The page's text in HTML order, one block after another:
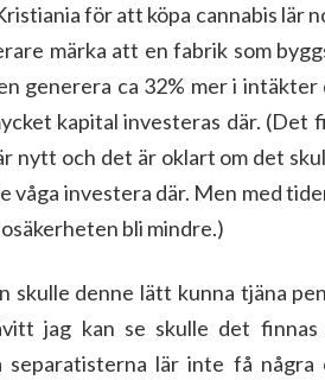
för att köpa cannabis lär
märka att en fabrik som
generera ca 32% mer i intäkter
kapital investeras där. (Det
nytt och det är oklart om det
investera där. Men med
bli mindre.)
skulle denne lätt kunna tjäna
jag kan se skulle det
lär inte få några